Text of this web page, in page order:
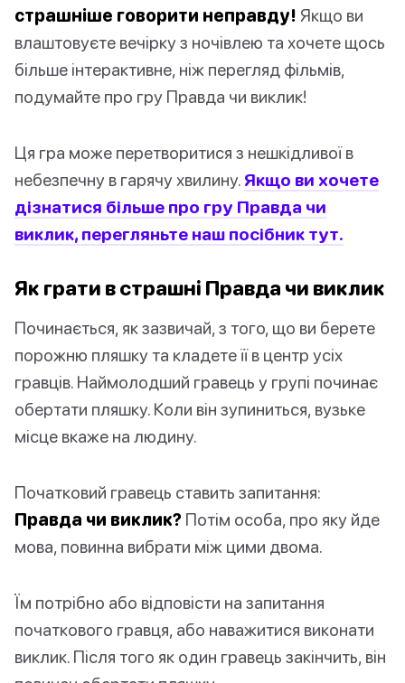
страшніше говорити неправду! Якщо ви
влаштовуєте вечірку з ночівлею та хочете щось
більше інтерактивне, ніж перегляд фільмів,
подумайте про гру Правда чи виклик!
Ця гра може перетворитися з нешкідливої в
небезпечну в гарячу хвилину. Якщо ви хочете
дізнатися більше про гру Правда чи
виклик, перегляньте наш посібник тут.
Як грати в страшні Правда чи виклик
Починається, як зазвичай, з того, що ви берете
порожню пляшку та кладете її в центр усіх
гравців. Наймолодший гравець у групі починає
обертати пляшку. Коли він зупиниться, вузьке
місце вкаже на людину.
Початковий гравець ставить запитання:
Правда чи виклик? Потім особа, про яку йде
мова, повинна вибрати між цими двома.
Їм потрібно або відповісти на запитання
початкового гравця, або наважитися виконати
виклик. Після того як один гравець закінчить, він